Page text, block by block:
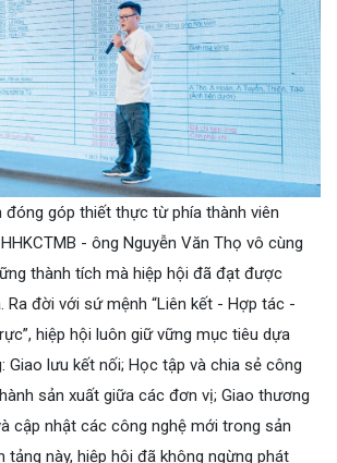
đóng góp thiết thực từ phía thành viên
- ông Nguyễn Văn Thọ vô cùng
thành tích mà hiệp hội đã đạt được
Ra đời với sứ mệnh “Liên kết - Hợp tác -
hiệp hội luôn giữ vững mục tiêu dựa
Giao lưu kết nối; Học tập và chia sẻ công
sản xuất giữa các đơn vị; Giao thương
cập nhật các công nghệ mới trong sản
tảng này, hiệp hội đã không ngừng phát